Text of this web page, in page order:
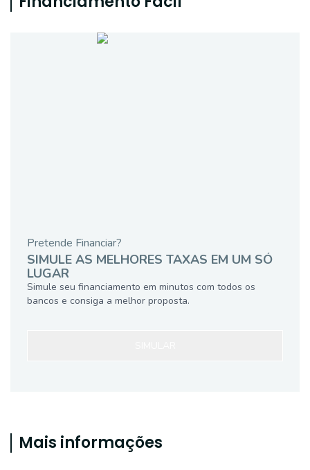
Pretende Financiar?
SIMULE AS MELHORES TAXAS EM UM SÓ
LUGAR
Simule seu financiamento em minutos com todos os
bancos e consiga a melhor proposta.
Mais informações